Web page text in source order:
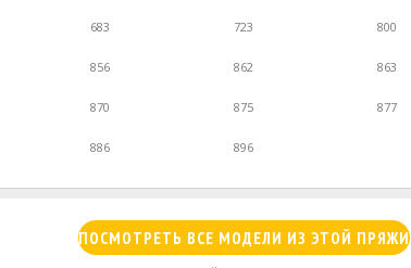
683 723 800
856 862 863
870 875 877
886 896
ПОСМОТРЕТЬ ВСЕ МОДЕЛИ ИЗ ЭТОЙ ПРЯЖИ